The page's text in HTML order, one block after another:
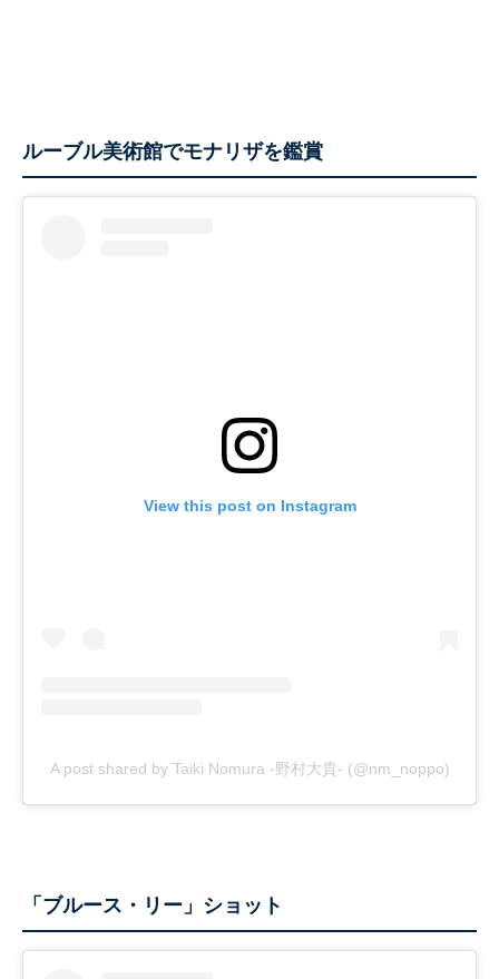
ルーブル美術館でモナリザを鑑賞
View this post on Instagram
A post shared by Taiki Nomura -野村大貴- (@nm_noppo)
「ブルース・リー」ショット